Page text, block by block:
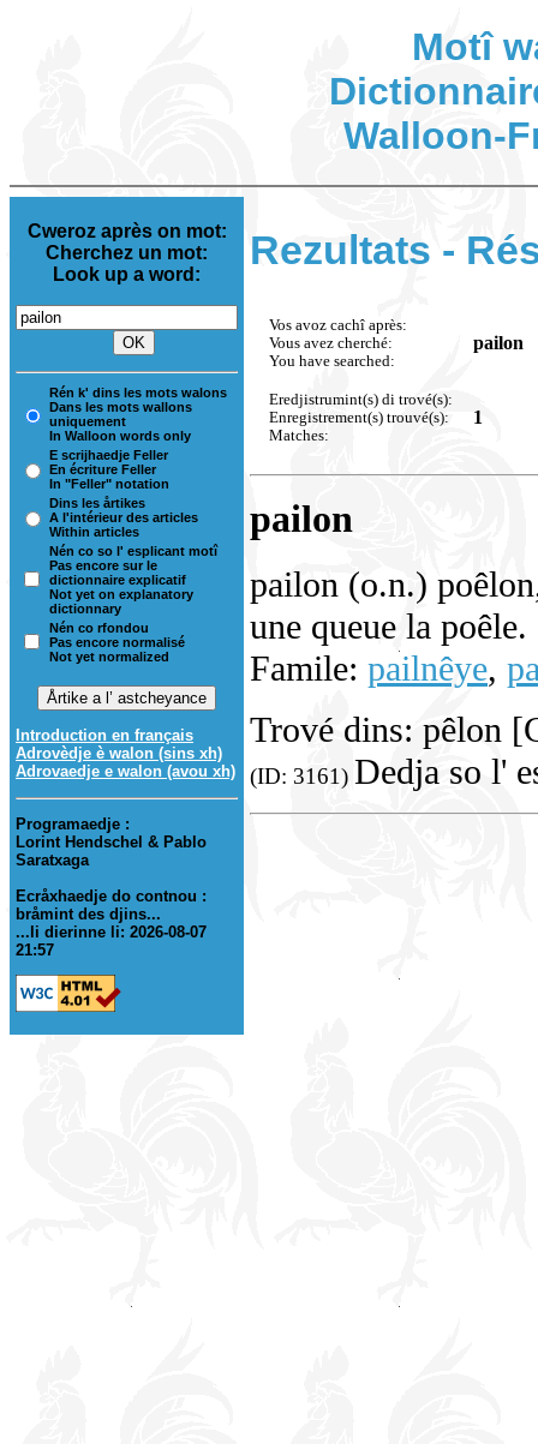
Motî
Walloon-
Cweroz après on mot:
Cherchez un mot:
Look up a word:
Rén k' dins les mots walons
Dans les mots wallons
uniquement
In Walloon words only
E scrijhaedje Feller
En écriture Feller
In "Feller" notation
Dins les årtikes
A l'intérieur des articles
Within articles
Nén co so l' esplicant motî
Pas encore sur le
dictionnaire explicatif
Not yet on explanatory
dictionnary
Nén co rfondou
Pas encore normalisé
Not yet normalized
Introduction en français
Adrovèdje è walon (sins xh)
Adrovaedje e walon (avou xh)
Programaedje :
Lorint Hendschel & Pablo
Saratxaga
Ecråxhaedje do contnou :
bråmint des djins...
...li dierinne li: 2026-08-07
21:57
Rezultats -
Vos avoz cachî après:
Vous avez cherché:
You have searched:
pailon
Eredjistrumint(s) di trové(s):
Enregistrement(s) trouvé(s):
Matches:
1
pailon
pailon (o.n.)
une queue la poêle.
Famile: pailnêye,
Trové dins: pêlon
(ID: 3161) Dedja so l'